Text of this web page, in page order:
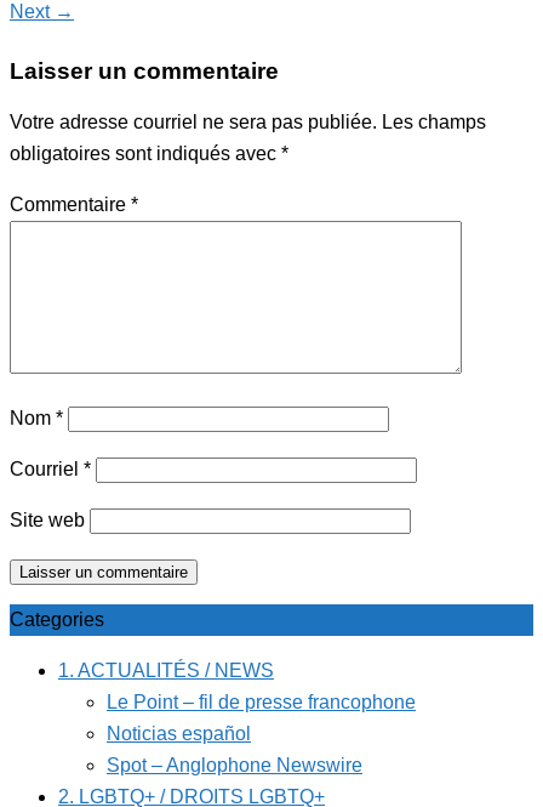
Next →
Laisser un commentaire
Votre adresse courriel ne sera pas publiée. Les champs
obligatoires sont indiqués avec *
Commentaire *
Nom *
Courriel *
Site web
Categories
1. ACTUALITÉS / NEWS
Le Point – fil de presse francophone
Noticias español
Spot – Anglophone Newswire
2. LGBTQ+ / DROITS LGBTQ+